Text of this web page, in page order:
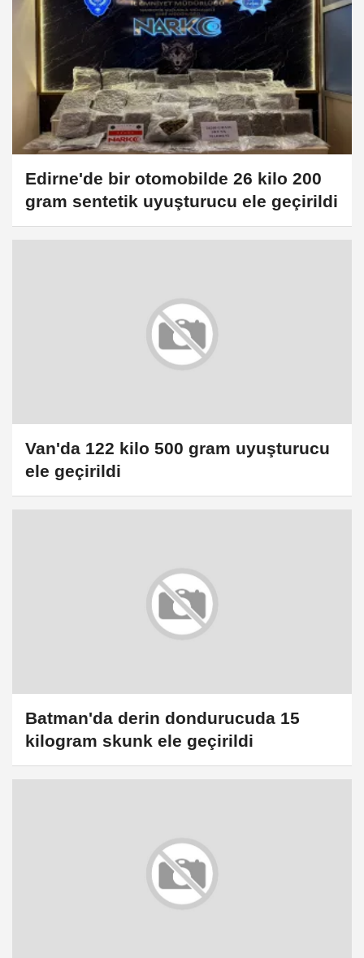
Edirne'de bir otomobilde 26 kilo 200
gram sentetik uyuşturucu ele geçirildi
Van'da 122 kilo 500 gram uyuşturucu
ele geçirildi
Batman'da derin dondurucuda 15
kilogram skunk ele geçirildi